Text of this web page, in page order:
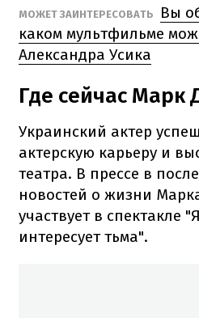
МОЖЕТ ЗАИНТЕРЕСОВАТЬ
Вы
каком мультфильме
Александра Усика
Где сейчас Марк
Украинский актер
актерскую карьеру и
театра. В прессе в
новостей о жизни
участвует в спектакле
интересует тьма".